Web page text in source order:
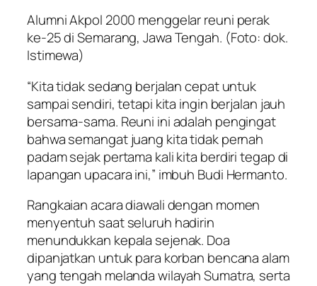
Alumni Akpol 2000 menggelar reuni perak
ke-25 di Semarang, Jawa Tengah. (Foto: dok.
Istimewa)
“Kita tidak sedang berjalan cepat untuk
sampai sendiri, tetapi kita ingin berjalan jauh
bersama-sama. Reuni ini adalah pengingat
bahwa semangat juang kita tidak pernah
padam sejak pertama kali kita berdiri tegap di
lapangan upacara ini,” imbuh Budi Hermanto.
Rangkaian acara diawali dengan momen
menyentuh saat seluruh hadirin
menundukkan kepala sejenak. Doa
dipanjatkan untuk para korban bencana alam
yang tengah melanda wilayah Sumatra, serta